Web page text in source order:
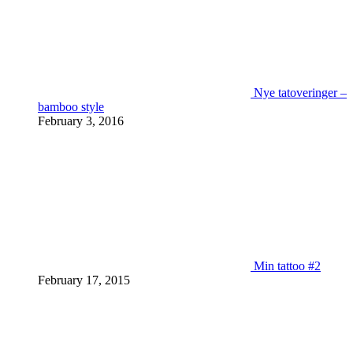
Nye tatoveringer –
bamboo style
February 3, 2016
Min tattoo #2
February 17, 2015